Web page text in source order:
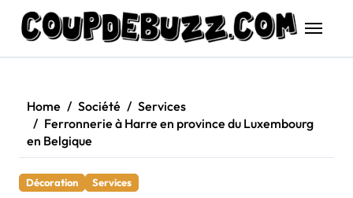
content
Home Société
Services
Ferronnerie à Harre en province du Luxembourg
en Belgique
Décoration Services